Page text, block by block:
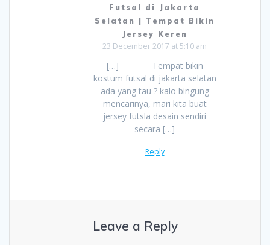
Futsal di Jakarta
Selatan | Tempat Bikin
Jersey Keren
23 December 2017 at 5:10 am
[…] Tempat bikin
kostum futsal di jakarta selatan
ada yang tau ? kalo bingung
mencarinya, mari kita buat
jersey futsla desain sendiri
secara […]
Reply
Leave a Reply